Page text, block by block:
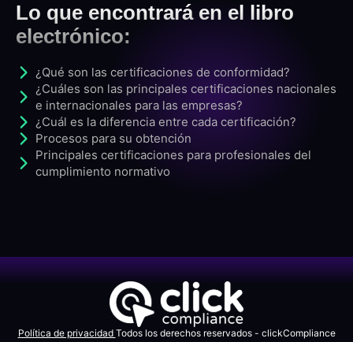
Lo que encontrará en el libro
electrónico:
¿Qué son las certificaciones de conformidad?
¿Cuáles son las principales certificaciones nacionales
e internacionales para las empresas?
¿Cuál es la diferencia entre cada certificación?
Procesos para su obtención
Principales certificaciones para profesionales del
cumplimiento normativo
Política de privacidad Todos los derechos reservados - clickCompliance